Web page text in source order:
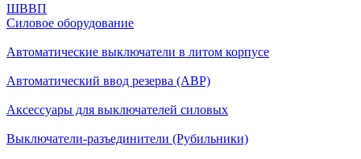
ШВВП
Силовое оборудование
Автоматические выключатели в литом корпусе
Автоматический ввод резерва (АВР)
Аксессуары для выключателей силовых
Выключатели-разъединители (Рубильники)